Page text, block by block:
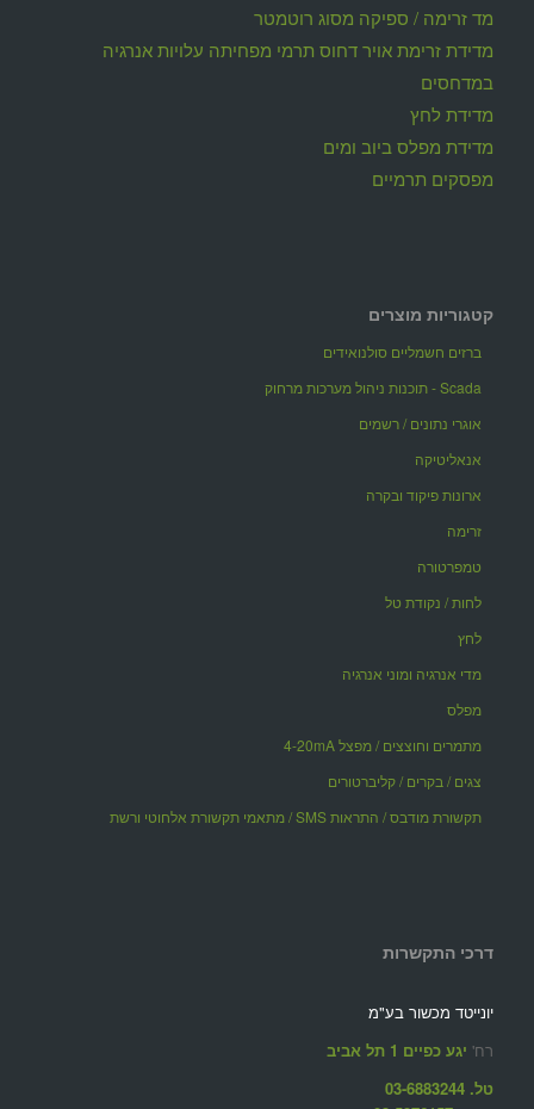
מד זרימה / ספיקה מסוג רוטמטר
מדידת זרימת אויר דחוס תרמי מפחיתה עלויות אנרגיה
במדחסים
מדידת לחץ
מדידת מפלס ביוב ומים
מפסקים תרמיים
קטגוריות מוצרים
ברזים חשמליים סולנואידים
Scada - תוכנות ניהול מערכות מרחוק
אוגרי נתונים / רשמים
אנאליטיקה
ארונות פיקוד ובקרה
זרימה
טמפרטורה
לחות / נקודת טל
לחץ
מדי אנרגיה ומוני אנרגיה
מפלס
מתמרים וחוצצים / מפצל 4-20mA
צגים / בקרים / קליברטורים
תקשורת מודבס / התראות SMS / מתאמי תקשורת אלחוטי ורשת
דרכי התקשרות
יונייטד מכשור בע"מ
רח' יגע כפיים 1 תל אביב
טל. 03-6883244